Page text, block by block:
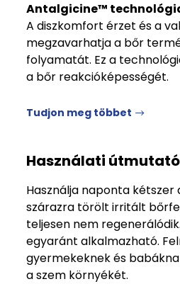
Antalgicine™
A diszkomfort érzet és a
megzavarhatja a bőr
folyamatát. Ez a
a bőr reakcióképességét.
Tudjon meg többet
Használati útmutató
Használja naponta
szárazra törölt irritált
teljesen nem
egyaránt alkalmazható.
gyermekeknek és
a szem környékét.